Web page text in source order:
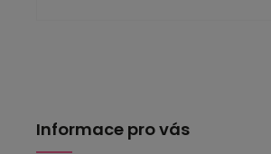
Informace pro vás